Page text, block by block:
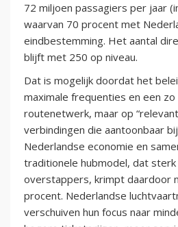
72 miljoen passagiers per jaar
waarvan 70 procent met
eindbestemming. Het aantal
blijft met 250 op niveau.
Dat is mogelijk doordat het
maximale frequenties en een
routenetwerk, maar op
verbindingen die aantoonbaar
Nederlandse economie en
traditionele hubmodel, dat sterk
overstappers, krimpt daardoor
procent. Nederlandse
verschuiven hun focus naar